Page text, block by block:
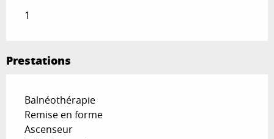
1
Prestations
Balnéothérapie
Remise en forme
Ascenseur